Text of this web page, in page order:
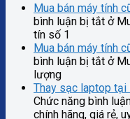
Mua bán máy tính
bình luận bị tắt ở
tín số 1
Mua bán máy tính
bình luận bị tắt ở
lượng
Thay sạc laptop tại
Chức năng bình
chính hãng, giá rẻ,